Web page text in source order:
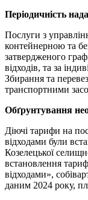
Періодичність
Послуги з
контейнерною та
затвердженого
відходів, та за
Збирання та
транспортними
Обґрунтування
Діючі тарифи на
відходами були
Козелецької
встановлення
відходами»,
даним 2024 року,